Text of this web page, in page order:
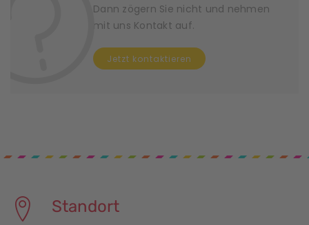
i
n
Dann zögern Sie nicht und nehmen
mit uns Kontakt auf.
Jetzt kontaktieren
Standort